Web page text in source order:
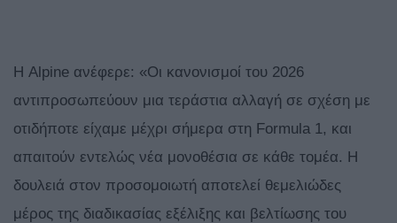
Η Alpine ανέφερε: «Οι κανονισμοί του 2026
αντιπροσωπεύουν μια τεράστια αλλαγή σε σχέση με
οτιδήποτε είχαμε μέχρι σήμερα στη Formula 1, και
απαιτούν εντελώς νέα μονοθέσια σε κάθε τομέα. Η
δουλειά στον προσομοιωτή αποτελεί θεμελιώδες
μέρος της διαδικασίας εξέλιξης και βελτίωσης του